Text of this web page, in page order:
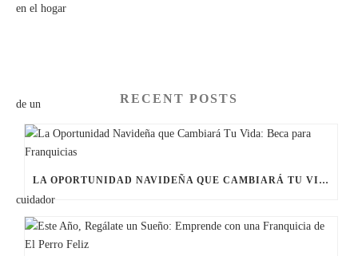
RECENT POSTS
LA OPORTUNIDAD NAVIDEÑA QUE CAMBIARÁ TU VIDA: BECA PARA FRANQUICIAS